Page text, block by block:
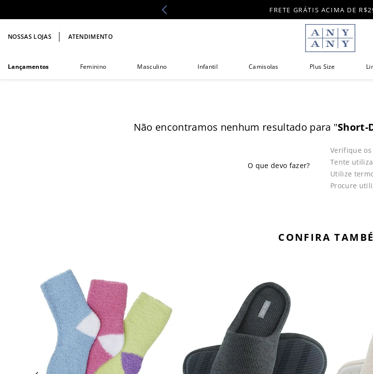
FRETE GRÁTIS ACIMA DE
NOSSAS LOJAS ATENDIMENTO
Lançamentos Feminino Masculino Infantil Camisolas Plus Size
Não encontramos nenhum resultado para "Short-
Verifique
Tente
Utilize
Procure
CONFIRA